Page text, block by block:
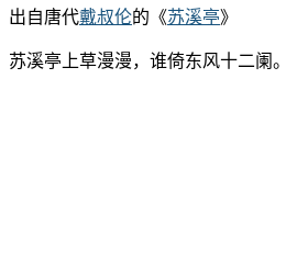
出自唐代戴叔伦的《苏溪亭》
苏溪亭上草漫漫，谁倚东风十二阑。